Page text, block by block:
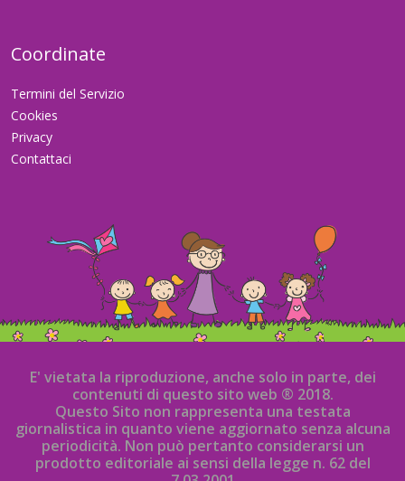
Coordinate
Termini del Servizio
Cookies
Privacy
Contattaci
E' vietata la riproduzione, anche solo in parte, dei
contenuti di questo sito web ® 2018.
Questo Sito non rappresenta una testata
giornalistica in quanto viene aggiornato senza alcuna
periodicità. Non può pertanto considerarsi un
prodotto editoriale ai sensi della legge n. 62 del